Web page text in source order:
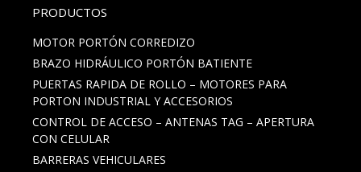
PRODUCTOS
MOTOR PORTÓN CORREDIZO
BRAZO HIDRÁULICO PORTÓN BATIENTE
PUERTAS RAPIDA DE ROLLO – MOTORES PARA
PORTON INDUSTRIAL Y ACCESORIOS
CONTROL DE ACCESO – ANTENAS TAG – APERTURA
CON CELULAR
BARRERAS VEHICULARES